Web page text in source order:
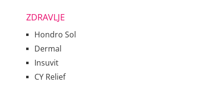
ZDRAVLJE
Hondro Sol
Dermal
Insuvit
CY Relief